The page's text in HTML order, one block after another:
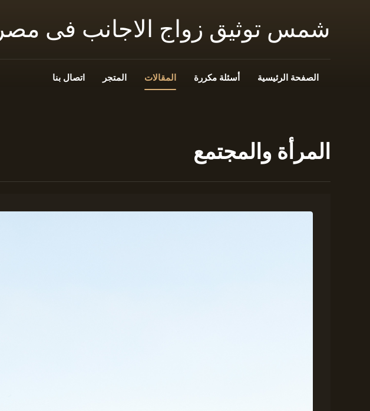
شمس توثيق زواج الاجانب فى مصر
الصفحة الرئيسية أسئلة مكررة المقالات المتجر اتصال بنا
المرأة والمجتمع